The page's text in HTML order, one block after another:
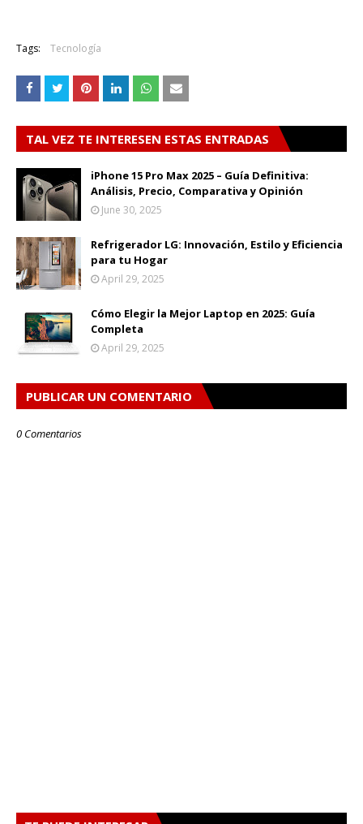
Tags: Tecnología
TAL VEZ TE INTERESEN ESTAS ENTRADAS
iPhone 15 Pro Max 2025 – Guía Definitiva:
Análisis, Precio, Comparativa y Opinión
June 30, 2025
Refrigerador LG: Innovación, Estilo y Eficiencia
para tu Hogar
April 29, 2025
Cómo Elegir la Mejor Laptop en 2025: Guía
Completa
April 29, 2025
PUBLICAR UN COMENTARIO
0 Comentarios